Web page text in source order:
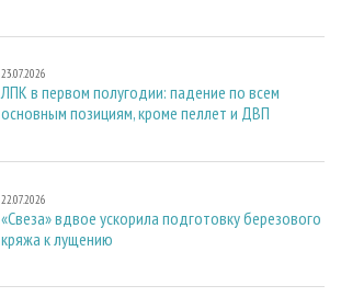
23.07.2026
ЛПК в первом полугодии: падение по всем
основным позициям, кроме пеллет и ДВП
22.07.2026
«Свеза» вдвое ускорила подготовку березового
кряжа к лущению